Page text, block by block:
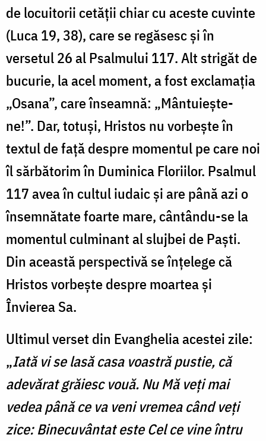
de locuitorii cetății chiar cu aceste cuvinte
(Luca 19, 38), care se regăsesc și în
versetul 26 al Psalmului 117. Alt strigăt de
bucurie, la acel moment, a fost exclamația
„Osana”, care înseamnă: „Mântuiește-
ne!”. Dar, totuși, Hristos nu vorbește în
textul de față despre momentul pe care noi
îl sărbătorim în Duminica Floriilor. Psalmul
117 avea în cultul iudaic și are până azi o
însemnătate foarte mare, cântându-se la
momentul culminant al slujbei de Paști.
Din această perspectivă se înțelege că
Hristos vorbește despre moartea și
Învierea Sa.
Ultimul verset din Evanghelia acestei zile:
„Iată vi se lasă casa voastră pustie, că
adevărat grăiesc vouă. Nu Mă veţi mai
vedea până ce va veni vremea când veţi
zice: Binecuvântat este Cel ce vine întru